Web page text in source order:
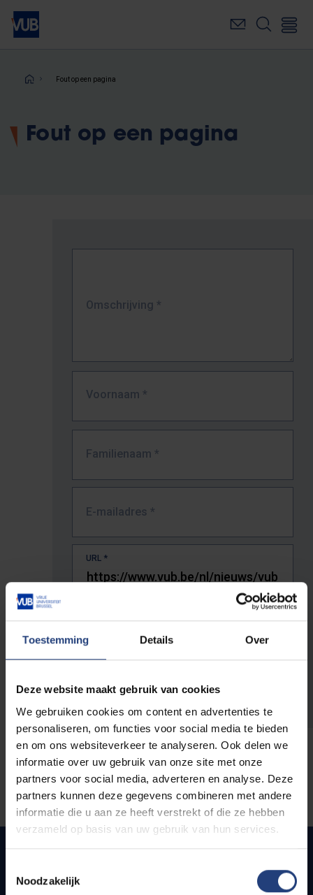
Toestemming Details Over
Deze website maakt gebruik van cookies
We gebruiken cookies om content en advertenties te
personaliseren, om functies voor social media te bieden
en om ons websiteverkeer te analyseren. Ook delen we
informatie over uw gebruik van onze site met onze
partners voor social media, adverteren en analyse. Deze
partners kunnen deze gegevens combineren met andere
informatie die u aan ze heeft verstrekt of die ze hebben
verzameld op basis van uw gebruik van hun services.
Noodzakelijk
Overslaan
naar
inhoudKruimelpad
Fout op een pagina
Fout op een pagina
Omschrijving *
Voornaam *
Familienaam *
E-mailadres *
URL *
De volledige URL van de pagina waar je de fout zag.
Snel naar